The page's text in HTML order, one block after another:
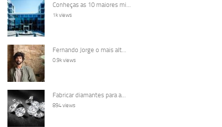
Conheças as 10 maiores mi...
1k views
Fernando Jorge o mais alt...
0.9k views
Fabricar diamantes para a...
894 views